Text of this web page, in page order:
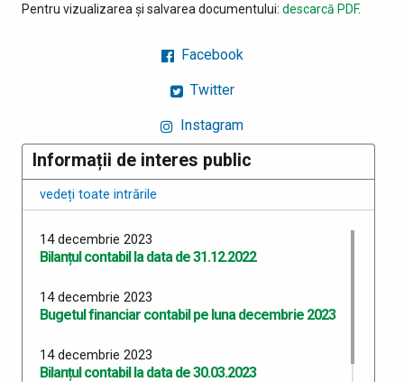
Pentru vizualizarea și salvarea documentului: descarcă PDF.
Facebook
Twitter
Instagram
Informații de interes public
vedeți toate intrările
14 decembrie 2023
Bilanțul contabil la data de 31.12.2022
14 decembrie 2023
Bugetul financiar contabil pe luna decembrie 2023
14 decembrie 2023
Bilanțul contabil la data de 30.03.2023